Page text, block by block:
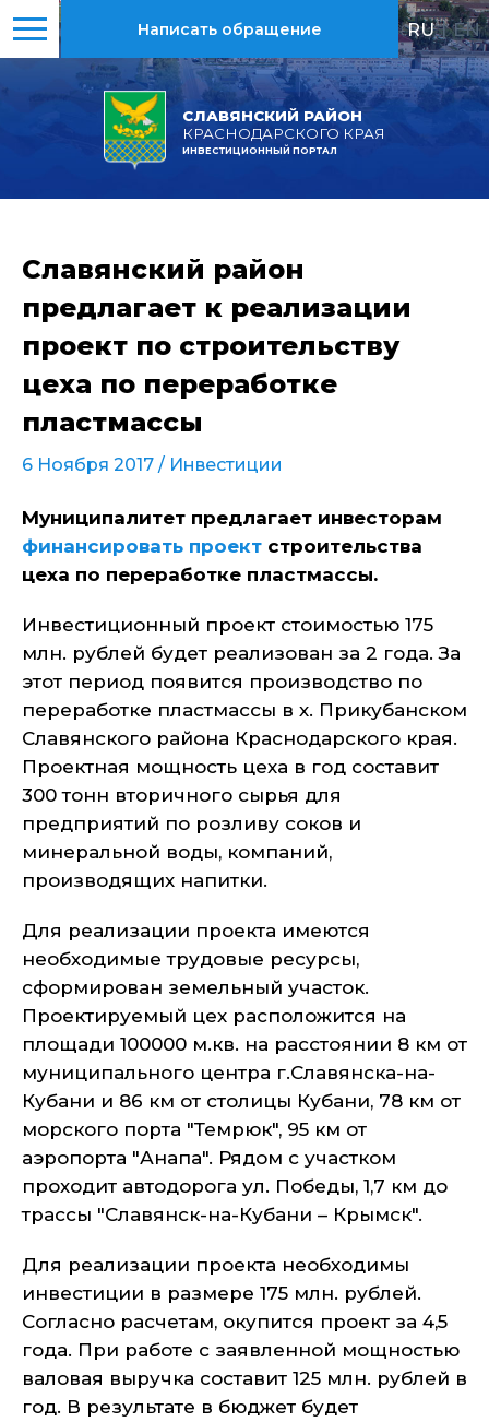
СЛАВЯНСКИЙ РАЙОН
КРАСНОДАРСКОГО КРАЯ
ИНВЕСТИЦИОННЫЙ ПОРТАЛ
Написать обращение RU | EN
Славянский район
предлагает к реализации
проект по строительству
цеха по переработке
пластмассы
6 Ноября 2017 / Инвестиции
Муниципалитет предлагает инвесторам
финансировать проект строительства
цеха по переработке пластмассы.
Инвестиционный проект стоимостью 175
млн. рублей будет реализован за 2 года. За
этот период появится производство по
переработке пластмассы в х. Прикубанском
Славянского района Краснодарского края.
Проектная мощность цеха в год составит
300 тонн вторичного сырья для
предприятий по розливу соков и
минеральной воды, компаний,
производящих напитки.
Для реализации проекта имеются
необходимые трудовые ресурсы,
сформирован земельный участок.
Проектируемый цех расположится на
площади 100000 м.кв. на расстоянии 8 км от
муниципального центра г.Славянска-на-
Кубани и 86 км от столицы Кубани, 78 км от
морского порта "Темрюк", 95 км от
аэропорта "Анапа". Рядом с участком
проходит автодорога ул. Победы, 1,7 км до
трассы "Славянск-на-Кубани – Крымск".
Для реализации проекта необходимы
инвестиции в размере 175 млн. рублей.
Согласно расчетам, окупится проект за 4,5
года. При работе с заявленной мощностью
валовая выручка составит 125 млн. рублей в
год. В результате в бюджет будет